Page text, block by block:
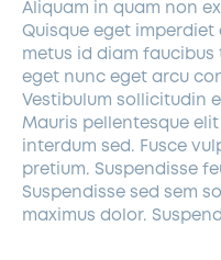
Aliquam in quam non
Quisque eget imperdiet
metus id diam
eget nunc eget arcu
Vestibulum sollicitudin
Mauris pellentesque
interdum sed. Fusce
pretium. Suspendisse
Suspendisse sed sem
maximus dolor.